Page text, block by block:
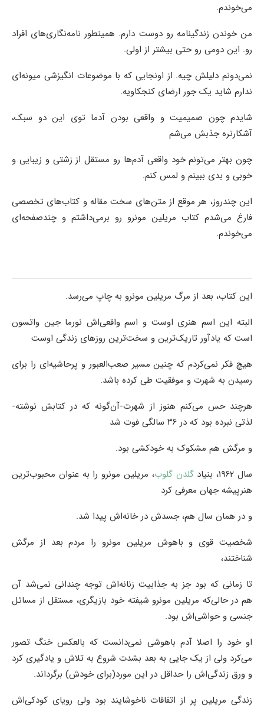
می‌خوندم.
من خوندن زندگینامه رو دوست دارم. همینطور نامه‌نگاری‌های افراد
رو. این دومی رو حتی بیشتر از اولی.
نمی‌دونم دلیلش چیه. از اونجایی که با موضوعات انگیزشی میونه‌ای
ندارم شاید یک جور ارضای کنجکاویه.
شایدم چون صمیمیت و واقعی بودن آدما توی این دو سبک،‌
آشکارتره جذبش می‌شم
چون بهتر می‌تونم خود واقعی آدم‌ها رو مستقل از زشتی و زیبایی و
خوبی و بدی ببینم و لمس کنم.
این چندروز، هر موقع از متن‌های سخت مقاله و کتاب‌های تخصصی
فارغ می‌شدم کتاب مریلین مونرو رو برمی‌داشتم و چندصفحه‌ای
می‌خوندم.
این کتاب، بعد از مرگ مریلین مونرو به چاپ می‌رسد.
البته این اسم هنری اوست و اسم واقعی‌اش نورما جین واتسون
است که یادآور تاریک‌ترین و سخت‌ترین روزهای زندگی اوست
هیچ فکر نمی‌کردم که چنین مسیر صعب‌العبور و پرحاشیه‌ای را برای
رسیدن به شهرت و موفقیت طی کرده باشد.
هرچند حس می‌کنم هنوز از شهرت-آن‌گونه که در کتابش نوشته-
لذتی نبرده بود که در ۳۶ سالگی فوت شد
و مرگش هم مشکوک به خودکشی بود.
سال ۱۹۶۲، بنیاد
گلدن گلوب، مریلین مونرو را به عنوان محبوب‌ترین
هنرپیشه جهان معرفی کرد
و در همان سال هم، جسدش در خانه‌اش پیدا شد.
شخصیت قوی و باهوش مریلین مونرو را مردم بعد از مرگش
شناختند،
تا زمانی که بود جز به جذابیت زنانه‌اش توجه چندانی نمی‌شد آن
هم در حالی‌که مریلین مونرو شیفته خود بازیگری، مستقل از مسائل
جنسی و حواشی‌اش بود.
او خود را اصلا آدم باهوشی نمی‌دانست که بالعکس خنگ تصور
می‌کرد ولی از یک جایی به بعد بشدت شروع به تلاش و یادگیری کرد
و ورق زندگی‌اش را حداقل در این مورد(برای خودش) برگرداند.
زندگی مریلین پر از اتفاقات ناخوشایند بود ولی رویای کودکی‌اش